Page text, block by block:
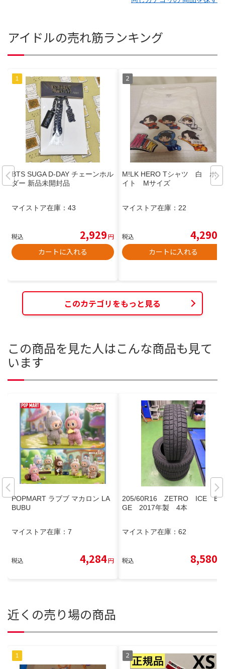
アイドルの売れ筋ランキング
BTS SUGA D-DAY チェーンホル
ダー 新品未開封品
マイストア在庫： 43
税込 2,929円
カートに入れる
M!LK HERO Tシャツ 白 ホワ
イト Mサイズ
マイストア在庫： 22
税込 4,290
カートに入れる
このカテゴリをもっと見る
この商品を見た人はこんな商品も見て
います
POPMART ラブブ マカロン LA
BUBU
マイストア在庫： 7
税込 4,284円
205/60R16 ZETRO ICE ED
GE 2017年製 4本
マイストア在庫： 62
税込 8,580
近くの売り場の商品